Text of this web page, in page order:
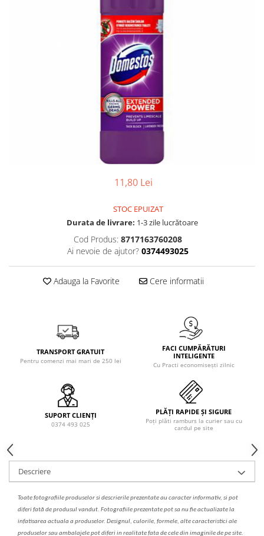
Echipamente de curăţenie
Folie aluminiu,folie alimentara
Solutie de indepartat rugina si
Produse pentru curatarea tenului
Sapun lichid, sapun
Tratament pentru par, conditioner
pentru par, masca de par
Vata demachianta
11,80 Lei
STOC EPUIZAT
Durata de livrare: 1-3 zile lucrătoare
Cod Produs: 8717163760208
Ai nevoie de ajutor? 0374493025
Adauga la Favorite Cere informatii
TRANSPORT GRATUIT
Pentru comenzi mai mari de 250 lei
FACI CUMPĂRĂTURI
INTELIGENTE
Cu Practi economisești zilnic
SUPORT CLIENȚI
0374 493 025
PLĂȚI RAPIDE ȘI SIGURE
Poți plăti ramburs la curier sau cu
cardul pe site
Descriere
Toate fotografiile produselorsidescrierileprezentate au caracter informativ, si pot
diferi fată de produsul vandut. Fotografiile prezentate pot sa nu fie actualizate la
infatisarea actuala a produselor. Designul, culorile, formele, alte caracteristici ale
produselor sau ambalajele pot diferi in realitate fata de cele din imaginile de pe site.